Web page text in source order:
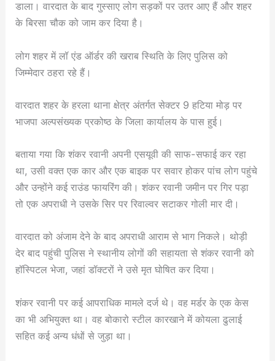
डाला। वारदात के बाद गुस्साए लोग सड़कों पर उतर आए हैं और शहर
के बिरसा चौक को जाम कर दिया है।
लोग शहर में लॉ एंड ऑर्डर की खराब स्थिति के लिए पुलिस को
जिम्मेदार ठहरा रहे हैं।
वारदात शहर के हरला थाना क्षेत्र अंतर्गत सेक्टर 9 हटिया मोड़ पर
भाजपा अल्पसंख्यक प्रकोष्ठ के जिला कार्यालय के पास हुई।
बताया गया कि शंकर रवानी अपनी एसयूवी की साफ-सफाई कर रहा
था, उसी वक्त एक कार और एक बाइक पर सवार होकर पांच लोग पहुंचे
और उन्होंने कई राउंड फायरिंग की। शंकर रवानी जमीन पर गिर पड़ा
तो एक अपराधी ने उसके सिर पर रिवाल्वर सटाकर गोली मार दी।
वारदात को अंजाम देने के बाद अपराधी आराम से भाग निकले। थोड़ी
देर बाद पहुंची पुलिस ने स्थानीय लोगों की सहायता से शंकर रवानी को
हॉस्पिटल भेजा, जहां डॉक्टरों ने उसे मृत घोषित कर दिया।
शंकर रवानी पर कई आपराधिक मामले दर्ज थे। वह मर्डर के एक केस
का भी अभियुक्त था। वह बोकारो स्टील कारखाने में कोयला ढुलाई
सहित कई अन्य धंधों से जुड़ा था।